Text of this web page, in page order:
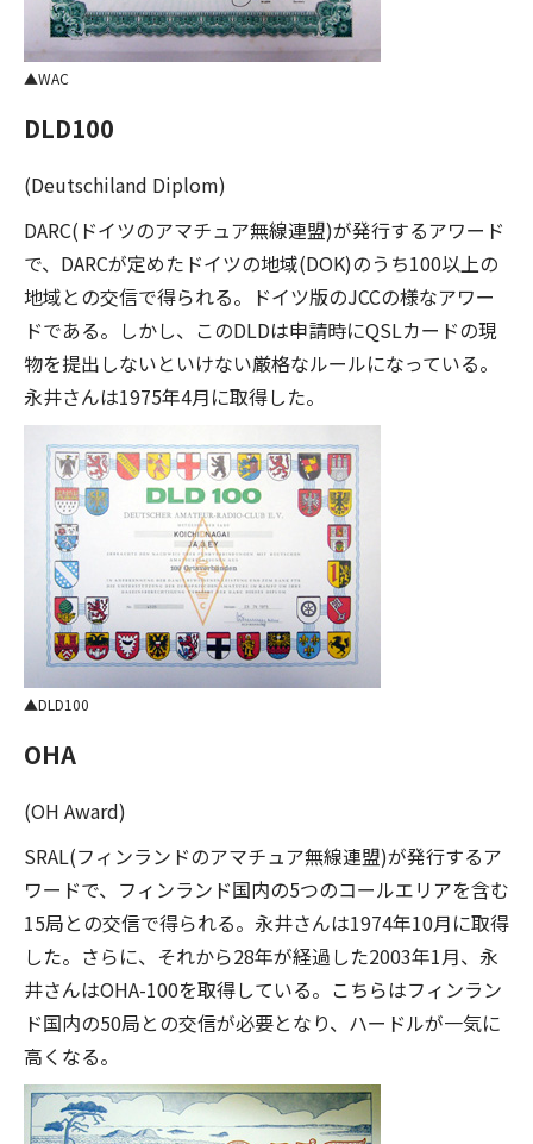
WAC
DLD100
(Deutschiland Diplom)
DARC(ドイツのアマチュア無線連盟)が発行するアワード
で、DARCが定めたドイツの地域(DOK)のうち100以上の
地域との交信で得られる。ドイツ版のJCCの様なアワー
ドである。しかし、このDLDは申請時にQSLカードの現
物を提出しないといけない厳格なルールになっている。
永井さんは1975年4月に取得した。
DLD100
OHA
(OH Award)
SRAL(フィンランドのアマチュア無線連盟)が発行するア
ワードで、フィンランド国内の5つのコールエリアを含む
15局との交信で得られる。永井さんは1974年10月に取得
した。さらに、それから28年が経過した2003年1月、永
井さんはOHA-100を取得している。こちらはフィンラン
ド国内の50局との交信が必要となり、ハードルが一気に
高くなる。